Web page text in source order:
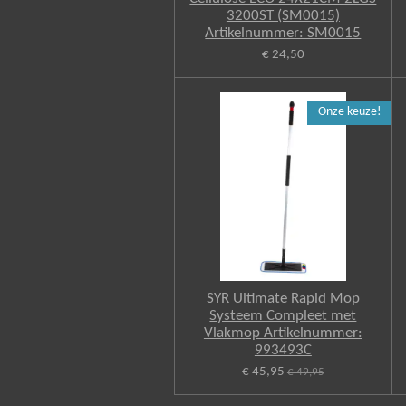
3200ST (SM0015)
Artikelnummer: SM0015
€ 24,50
Onze keuze!
SYR Ultimate Rapid Mop
Systeem Compleet met
Vlakmop Artikelnummer:
993493C
€ 45,95 € 49,95